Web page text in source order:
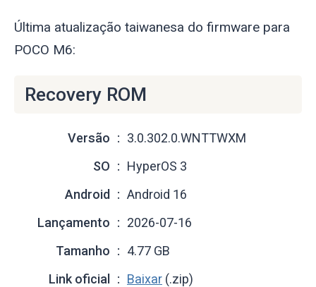
Última atualização taiwanesa do firmware para
POCO M6:
Recovery ROM
Versão
3.0.302.0.WNTTWXM
SO
HyperOS 3
Android
Android 16
Lançamento
2026-07-16
Tamanho
4.77 GB
Link oficial
Baixar (.zip)